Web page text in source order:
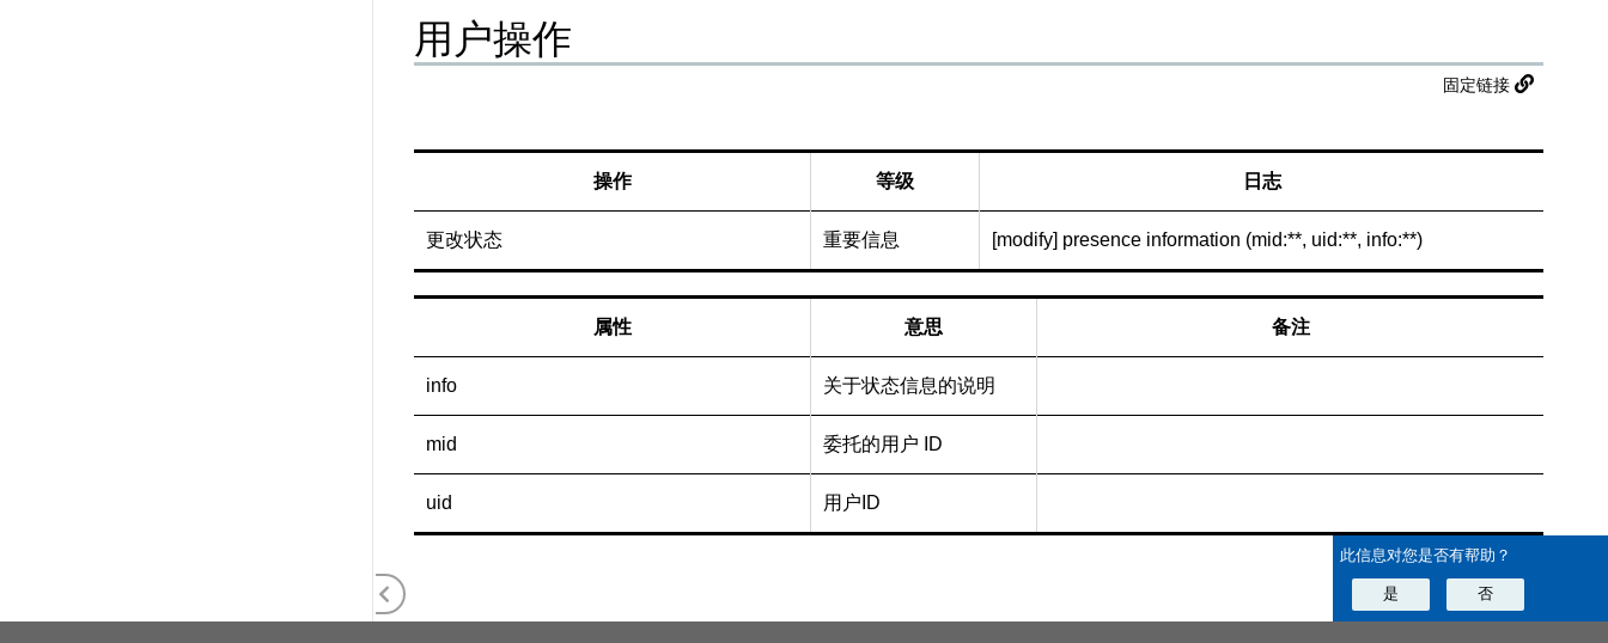
用户操作
固定链接
操作 等级 日志
更改状态 重要信息 [modify] presence information (mid:**, uid:**, info:**)
属性 意思 备注
info 关于状态信息的说明
mid 委托的用户 ID
uid 用户ID
此信息对您是否有帮助？
是 否